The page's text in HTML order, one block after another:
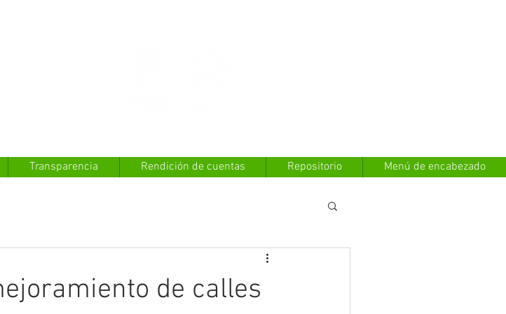
Transparencia Rendición de cuentas Repositorio Menú de encabezado
de calles